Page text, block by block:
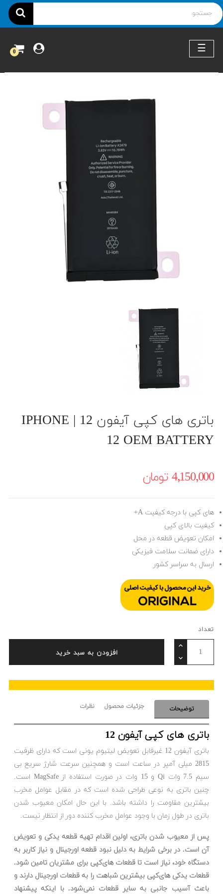
ناوبری
☰
0
باتری های کپی آیفون 12 | IPHONE
12 OEM BATTERY
4٬150٬000 ‎تومان
های کپی با درجه کیفیت A+
کیفیت بالای کپی
امکان تعویض قطعه در محل
دارای ضمانت سلامت فیزیکی
ارسال به سراسر کشور
تعداد
افزودن به سبد خرید
توضیحات جزئیات محصول نظرات
باتری های کپی آیفون 12
باتری آیفون 12 غیرقابل تعویض لیتیوم یونی است که دارای ظرفیت
2815 میلی آمپر در ساعت است و همچنین سرعت شارژ سریع بی
سیم 7.5 وات Qi و 15 وات در صورت استفاده از MagSafe است.
چنین باتری به نوعی طراحی شده است که در مقابل عوامل مخرب
بیشترین مقاومت را داشته باشد. با این حال امکان معیوب شدن
باتری در طول زمان با وجود عوامل مخرب کننده دور از انتظار نیست.
پس از معیوب شدن باتری، اولین اقدام تهیه قطعه یدکی و تعویض
آن است. در برخی شرایط به دلیل نبود قطعه اورجینال و نیاز کاربر به
دستگاه خود، نیاز است تا قطعات های‌کپی برای مشتریان تامین شود.
قطعات یدکی های‌کپی بیشترین شباهت را به قطعات اورجینال دارند و
باعث آسیب جانبی به سایر قطعات نمی‌شود. با اینکه پیشنهاد